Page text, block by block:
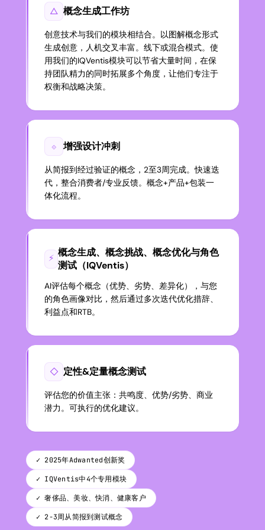
△ 概念生成工作坊
创意技术与我们的模块相结合。以图解概念形式
生成创意，人机交叉丰富。线下或混合模式。使
用我们的IQVentis模块可以节省大量时间，在保
持团队精力的同时拓展多个角度，让他们专注于
权衡和战略决策。
⟐ 增强设计冲刺
从简报到经过验证的概念，2至3周完成。快速迭
代，整合消费者/专业反馈。概念+产品+包装一
体化流程。
⚡ 概念生成、概念挑战、概念优化与角色
测试（IQVentis）
AI评估每个概念（优势、劣势、差异化），与您
的角色画像对比，然后通过多次迭代优化措辞、
利益点和RTB。
◇ 定性&定量概念测试
评估您的价值主张：共鸣度、优势/劣势、商业
潜力。可执行的优化建议。
✓ 2025年Adwanted创新奖
✓ IQVentis中4个专用模块
✓ 奢侈品、美妆、快消、健康客户
✓ 2-3周从简报到测试概念